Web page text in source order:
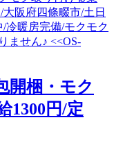
開梱・モク
1300円/定